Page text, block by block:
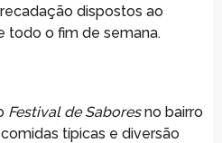
dispostos ao
todo o fim de semana.
Festival de Saboresno bairro
típicas e diversão